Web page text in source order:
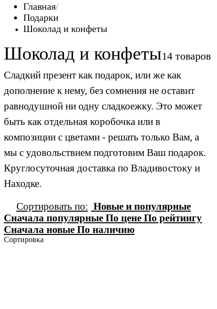
Главная
Подарки
Шоколад и конфеты
Шоколад и конфеты14 товаров
Сладкий презент как подарок, или же как
дополнение к нему, без сомнения не оставит
равнодушной ни одну сладкоежку. Это может
быть как отдельная коробочка или в
композиции с цветами - решать только Вам, а
мы с удовольствием подготовим Ваш подарок.
Круглосуточная доставка по Владивостоку и
Находке.
Сортировать по: Новые и популярные
Сначала популярные По цене По рейтингу
Сначала новые По наличию
Сортировка